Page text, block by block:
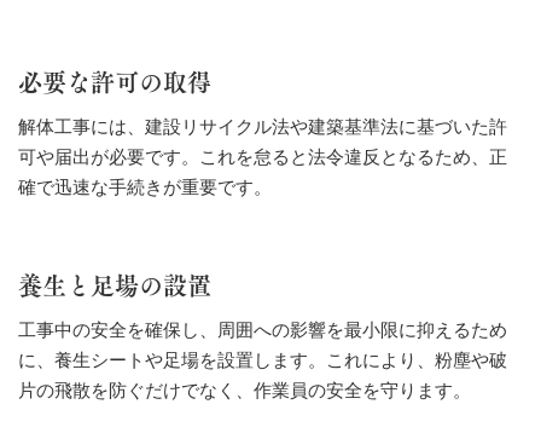
必要な許可の取得
解体工事には、建設リサイクル法や建築基準法に基づいた許
可や届出が必要です。これを怠ると法令違反となるため、正
確で迅速な手続きが重要です。
養生と足場の設置
工事中の安全を確保し、周囲への影響を最小限に抑えるため
に、養生シートや足場を設置します。これにより、粉塵や破
片の飛散を防ぐだけでなく、作業員の安全を守ります。